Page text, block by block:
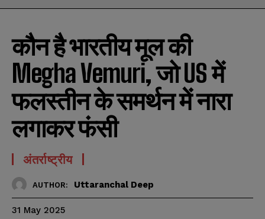
कौन है भारतीय मूल की
Megha Vemuri, जो US में
फलस्तीन के समर्थन में नारा
लगाकर फंसी
अंतर्राष्ट्रीय
AUTHOR: Uttaranchal Deep
31 May 2025